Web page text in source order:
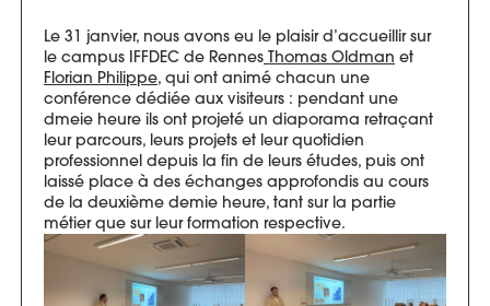
Le 31 janvier, nous avons eu le plaisir d’accueillir sur
le campus IFFDEC de Rennes Thomas Oldman et
Florian Philippe, qui ont animé chacun une
conférence dédiée aux visiteurs : pendant une
dmeie heure ils ont projeté un diaporama retraçant
leur parcours, leurs projets et leur quotidien
professionnel depuis la fin de leurs études, puis ont
laissé place à des échanges approfondis au cours
de la deuxième demie heure, tant sur la partie
métier que sur leur formation respective.